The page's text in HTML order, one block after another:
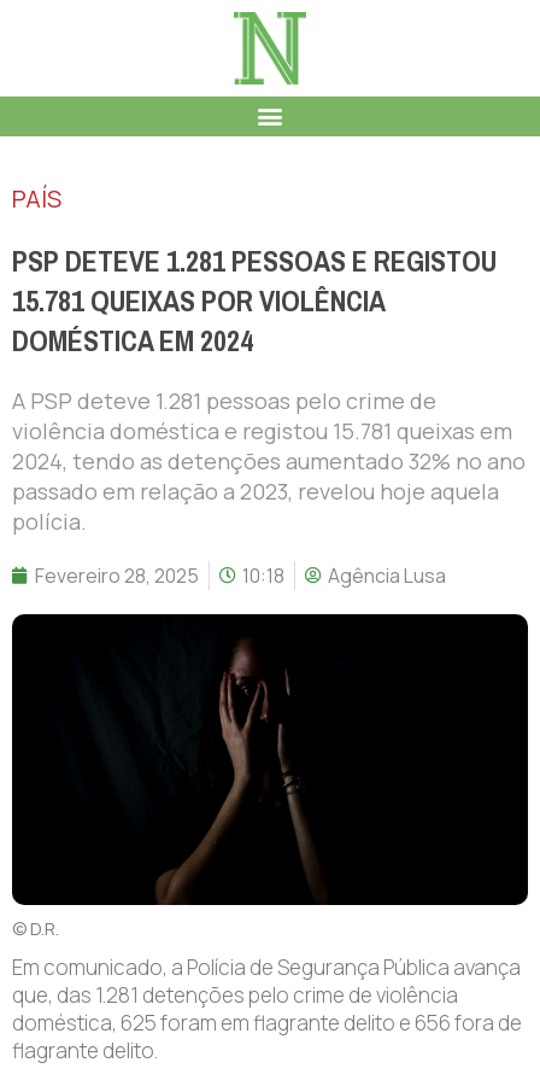
PAÍS
PSP DETEVE 1.281 PESSOAS E REGISTOU
15.781 QUEIXAS POR VIOLÊNCIA
DOMÉSTICA EM 2024
A PSP deteve 1.281 pessoas pelo crime de
violência doméstica e registou 15.781 queixas em
2024, tendo as detenções aumentado 32% no ano
passado em relação a 2023, revelou hoje aquela
polícia.
Fevereiro 28, 2025 10:18 Agência Lusa
© D.R.
Em comunicado, a Polícia de Segurança Pública avança
que, das 1.281 detenções pelo crime de violência
doméstica, 625 foram em flagrante delito e 656 fora de
flagrante delito.